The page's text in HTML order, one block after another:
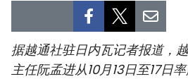
经济
社会
据越通社驻日内瓦记者报道，
主任阮孟进从10月13日至17日